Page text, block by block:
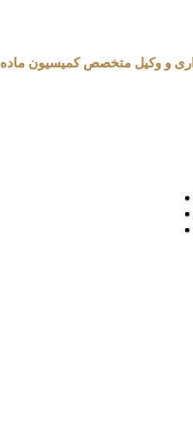
کمیسیون ماده 100 شهرداری در تهران آقای کریمی